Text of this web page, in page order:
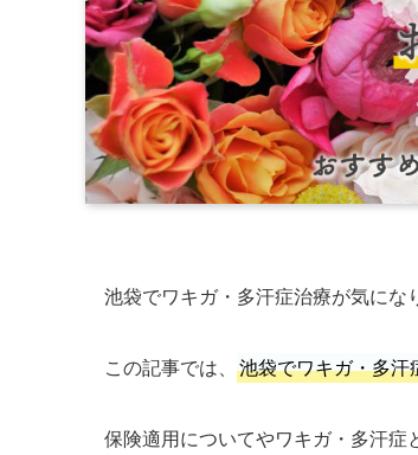
池袋でワキガ・多汗症治療が気にな
この記事では、 池袋でワキガ・多
保険適用についてやワキガ・多汗